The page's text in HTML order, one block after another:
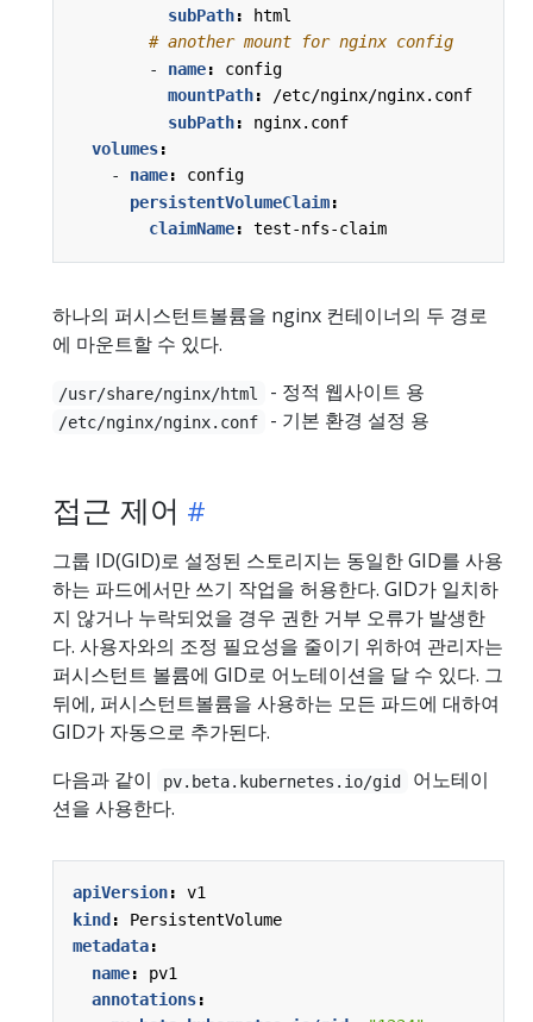
subPath:
html
# another mount for nginx config
- name:
config
mountPath:
/etc/nginx/nginx.conf
subPath:
nginx.conf
volumes:
- name:
config
persistentVolumeClaim:
claimName: test-nfs-claim
하나의 퍼시스턴트볼륨을 nginx 컨테이너의 두 경로
에 마운트할 수 있다.
/usr/share/nginx/html - 정적 웹사이트 용
/etc/nginx/nginx.conf - 기본 환경 설정 용
접근 제어
그룹 ID(GID)로 설정된 스토리지는 동일한 GID를 사용
하는 파드에서만 쓰기 작업을 허용한다. GID가 일치하
지 않거나 누락되었을 경우 권한 거부 오류가 발생한
다. 사용자와의 조정 필요성을 줄이기 위하여 관리자는
퍼시스턴트 볼륨에 GID로 어노테이션을 달 수 있다. 그
뒤에, 퍼시스턴트볼륨을 사용하는 모든 파드에 대하여
GID가 자동으로 추가된다.
다음과 같이
pv.beta.kubernetes.io/gid
어노테이
션을 사용한다.
apiVersion:
v1
kind :
PersistentVolume
metadata:
name:
pv1
annotations: